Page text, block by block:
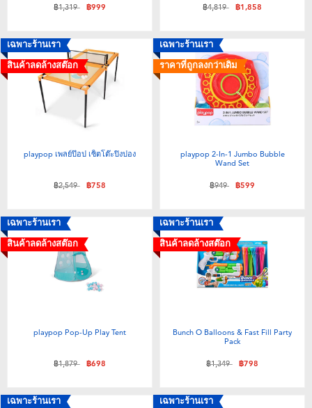
ลดราคาจาก
฿1,319ถึง฿999 ลดราคาจาก
฿4,819ถึง฿1,858
เฉพาะร้านเรา
สินค้าลดล้างสต๊อก
playpop เพลย์ป๊อป เซ็ตโต๊ะปิงปอง
ลดราคาจาก
฿2,549ถึง฿758
เฉพาะร้านเรา
ราคาที่ถูกลงกว่าเดิม
playpop 2-In-1 Jumbo Bubble
Wand Set
ลดราคาจาก
฿949ถึง฿599
เฉพาะร้านเรา
สินค้าลดล้างสต๊อก
playpop Pop-Up Play Tent
ลดราคาจาก
฿1,879ถึง฿698
เฉพาะร้านเรา
สินค้าลดล้างสต๊อก
Bunch O Balloons & Fast Fill Party
Pack
ลดราคาจาก
฿1,349ถึง฿798
เฉพาะร้านเรา
เฉพาะร้านเรา